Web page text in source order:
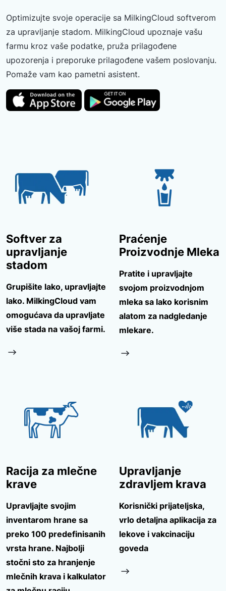
Optimizujte svoje operacije sa MilkingCloud softverom
za upravljanje stadom. MilkingCloud upoznaje vašu
farmu kroz vaše podatke, pruža prilagođene
upozorenja i preporuke prilagođene vašem poslovanju.
Pomaže vam kao pametni asistent.
Softver za
upravljanje
stadom
Grupišite lako, upravljajte
lako. MilkingCloud vam
omogućava da upravljate
više stada na vašoj farmi.
Praćenje
Proizvodnje Mleka
Pratite i upravljajte
svojom proizvodnjom
mleka sa lako korisnim
alatom za nadgledanje
mlekare.
Racija za mlečne
krave
Upravljajte svojim
inventarom hrane sa
preko 100 predefinisanih
vrsta hrane. Najbolji
stočni sto za hranjenje
mlečnih krava i kalkulator
Upravljanje
zdravljem krava
Korisnički prijateljska,
vrlo detaljna aplikacija za
lekove i vakcinaciju
goveda